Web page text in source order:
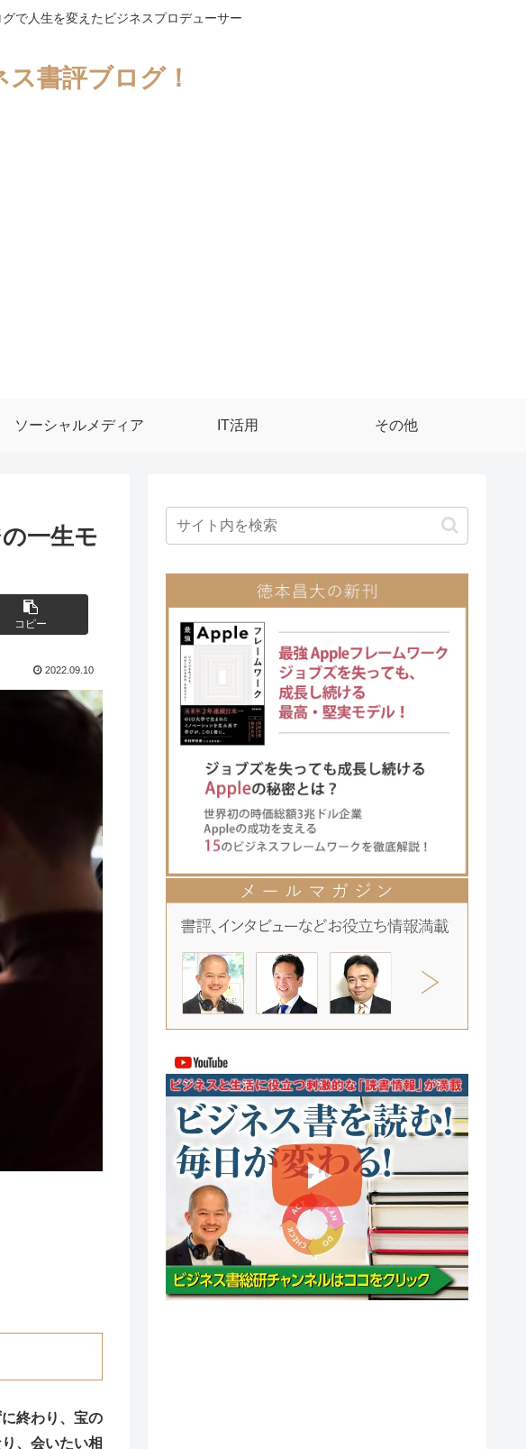
で人生を変えたビジネスプロデューサー
書評ブログ！
ソーシャルメディア IT活用 その他
一生モ
コピー
2022.09.10
終わり、宝の
、会いたい相